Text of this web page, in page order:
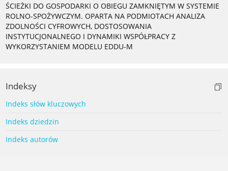
ŚCIEŻKI DO GOSPODARKI O OBIEGU ZAMKNIĘTYM W SYSTEMIE
ROLNO-SPOŻYWCZYM. OPARTA NA PODMIOTACH ANALIZA
ZDOLNOŚCI CYFROWYCH, DOSTOSOWANIA
INSTYTUCJONALNEGO I DYNAMIKI WSPÓŁPRACY Z
WYKORZYSTANIEM MODELU EDDU-M
Indeksy
Indeks słów kluczowych
Indeks dziedzin
Indeks autorów